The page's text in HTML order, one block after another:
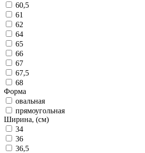
60,5
61
62
64
65
66
67
67,5
68
Форма
овальная
прямоугольная
Ширина, (см)
34
36
36,5